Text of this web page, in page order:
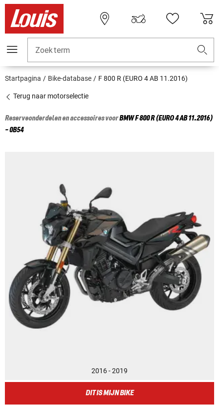
Zoekterm
Startpagina Bike-database F 800 R (EURO 4 AB 11.2016)
Terug naar motorselectie
Reserveonderdelen en accessoires voorBMWF 800 R (EURO 4 AB 11.2016)
- 0B54
2016 - 2019
DIT IS MIJN BIKE